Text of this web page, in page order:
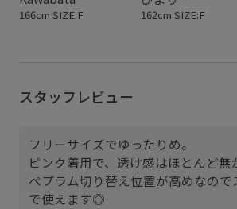
166cm SIZE:F 162cm SIZE:F
スタッフレビュー
フリーサイズでゆったりめ。
ピンク着用で、透け感はほとんど無
ペプラム切り替え位置が高めなの
で使えます◎